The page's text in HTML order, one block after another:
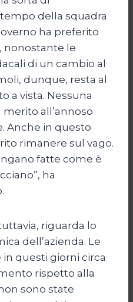
della squadra
ha preferito
nonostante le
di un cambio al
dunque, resta al
a vista. Nessuna
all’annoso
Anche in questo
rimanere sul vago.
fatte come è
ha
riguarda lo
dell’azienda. Le
questi giorni circa
rispetto alla
sono state